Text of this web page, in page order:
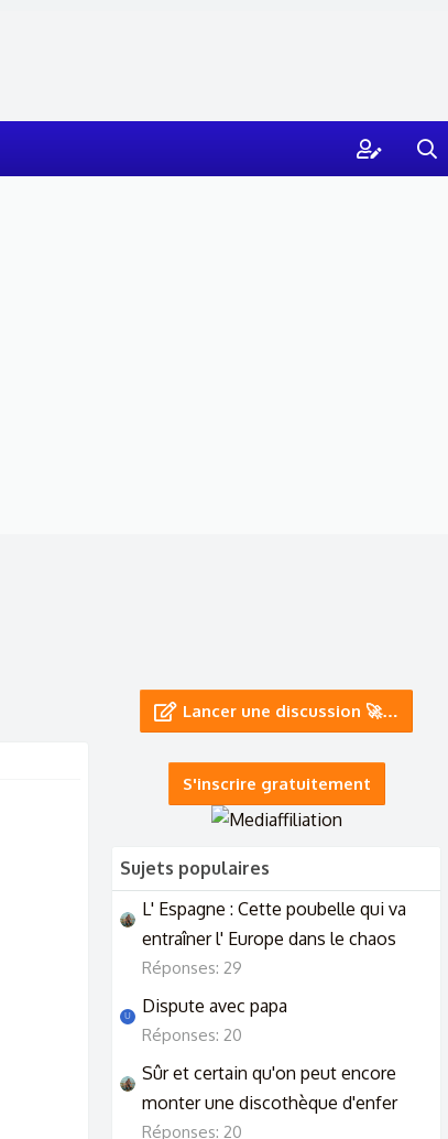
Lancer une discussion 🚀…
S'inscrire gratuitement
Sujets populaires
L' Espagne : Cette poubelle qui va
entraîner l' Europe dans le chaos
Réponses: 29
U Dispute avec papa
Réponses: 20
Sûr et certain qu'on peut encore
monter une discothèque d'enfer
Réponses: 20